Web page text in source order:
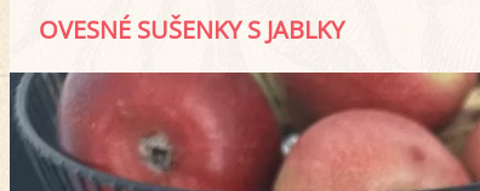
OVESNÉ SUŠENKY S JABLKY